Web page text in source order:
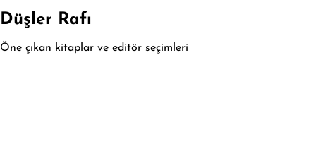
Düşler Rafı
Öne çıkan kitaplar ve editör seçimleri